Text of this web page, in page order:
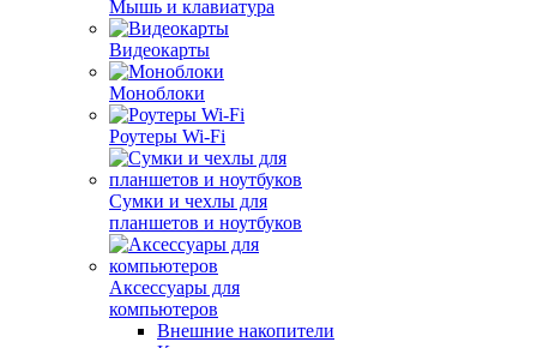
Мышь и клавиатура
Видеокарты
Моноблоки
Роутеры Wi-Fi
Сумки и чехлы для
планшетов и ноутбуков
Аксессуары для
компьютеров
Внешние накопители